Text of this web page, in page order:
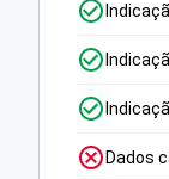
Dados